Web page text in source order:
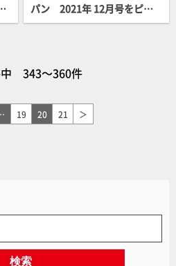
パン 2021年 12月号をピッ
クアップ！
343～360件
19 20 21 ＞
検索